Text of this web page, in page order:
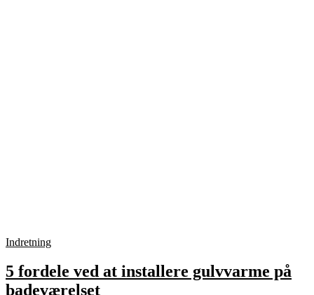
Indretning
5 fordele ved at installere gulvvarme på
badeværelset